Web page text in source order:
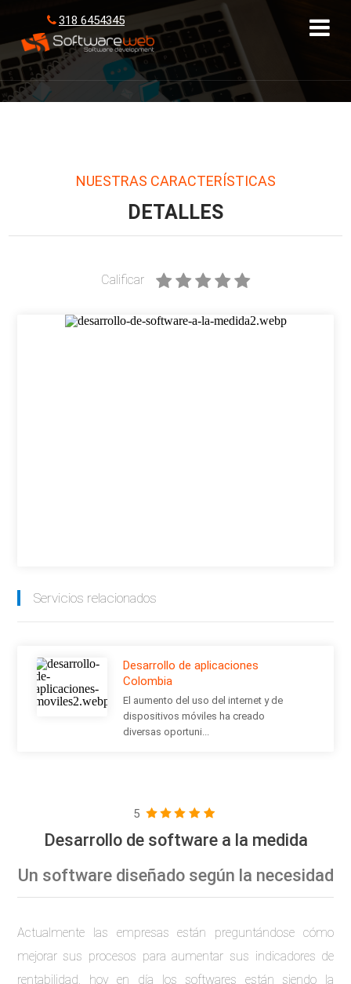
318 6454345
NUESTRAS CARACTERÍSTICAS
DETALLES
Calificar
Servicios relacionados
Desarrollo de aplicaciones
Colombia
El aumento del uso del internet y de
dispositivos móviles ha creado
diversas oportuni...
5
Desarrollo de software a la medida
Un software diseñado según la necesidad
Actualmente las empresas están preguntándose cómo
mejorar sus procesos para aumentar sus indicadores de
rentabilidad, hoy en día los softwares están siendo la